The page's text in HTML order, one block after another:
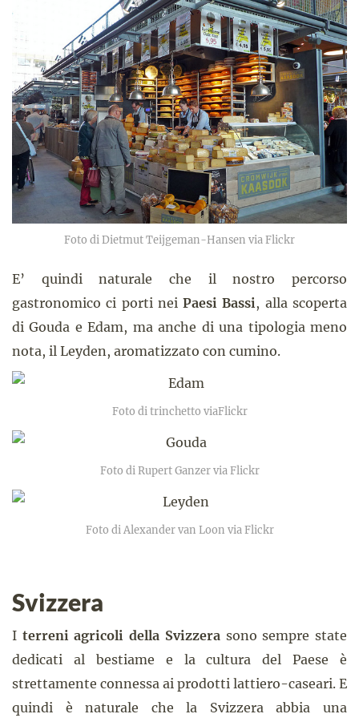
Foto di Dietmut Teijgeman-Hansen via Flickr
E’ quindi naturale che il nostro percorso
gastronomico ci porti neiPaesi Bassi , alla scoperta
di Gouda e Edam, ma anche di una tipologia meno
nota, il Leyden, aromatizzato con cumino.
Foto di trinchetto viaFlickr
Foto di Rupert Ganzer via Flickr
Foto di Alexander van Loon via Flickr
Svizzera
I terreni agricoli della Svizzera sono sempre state
dedicati al bestiame e la cultura del Paese è
strettamente connessa ai prodotti lattiero-caseari. E
quindi è naturale che la Svizzera abbia una